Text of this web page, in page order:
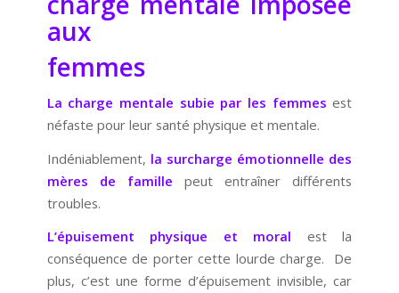
aux
femmes
La charge mentale subie par les femmesest
néfaste pour leur santé physique et mentale.
Indéniablement, la surcharge émotionnelle des
mères de famille peut entraîner différents
troubles.
L’épuisement physique et moral est la
conséquence de porter cette lourde charge. De
plus, c’est une forme d’épuisement invisible, car